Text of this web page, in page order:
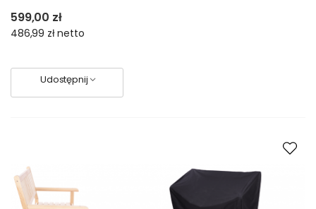
599,00 zł
486,99 złnetto
Udostępnij